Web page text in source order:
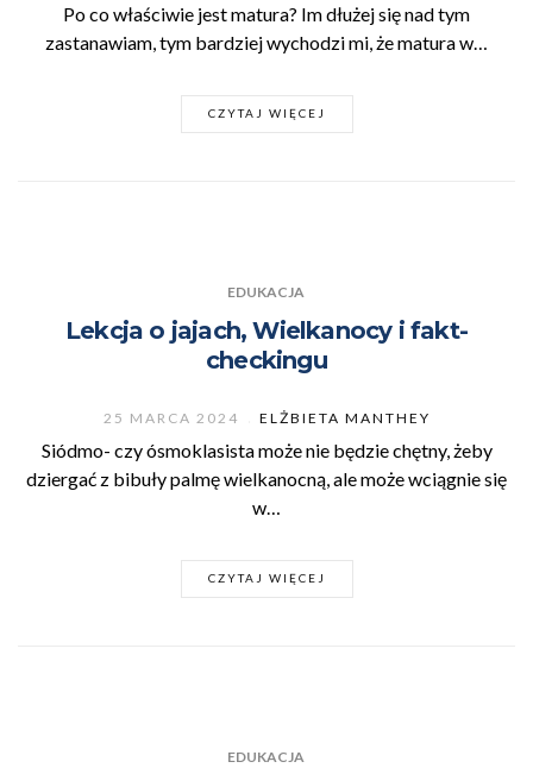
Po co właściwie jest matura? Im dłużej się nad tym
zastanawiam, tym bardziej wychodzi mi, że matura w…
CZYTAJ WIĘCEJ
EDUKACJA
Lekcja o jajach, Wielkanocy i fakt-
checkingu
25 MARCA 2024 ELŻBIETA MANTHEY
Siódmo- czy ósmoklasista może nie będzie chętny, żeby
dziergać z bibuły palmę wielkanocną, ale może wciągnie się
w…
CZYTAJ WIĘCEJ
EDUKACJA